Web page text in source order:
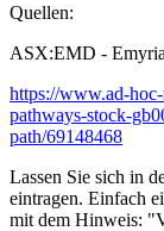
Quellen:
ASX:EMD -
https://www.ad-
pathways-stock-
path/69148468
Lassen Sie sich in
eintragen. Einfach
mit dem Hinweis: